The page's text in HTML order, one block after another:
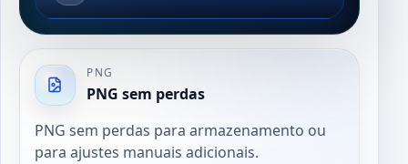
PNG
PNG sem perdas
PNG sem perdas para armazenamento ou
para ajustes manuais adicionais.